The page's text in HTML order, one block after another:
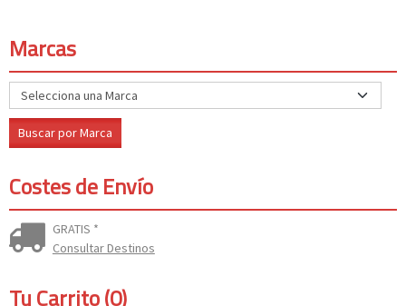
Marcas
Costes de Envío
GRATIS *
Consultar Destinos
Tu Carrito (0)